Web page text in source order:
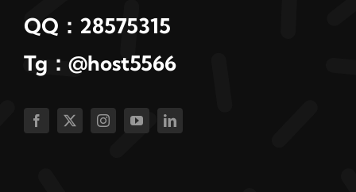
QQ：28575315
Tg：@host5566